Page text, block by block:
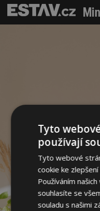
Tyto
používají
Tyto webové
cookie ke
Používáním
souhlasíte se
souladu s našimi